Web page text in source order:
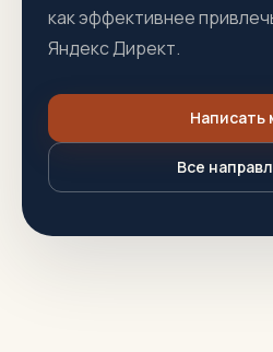
как эффективнее
Яндекс Директ.
Написать
Все